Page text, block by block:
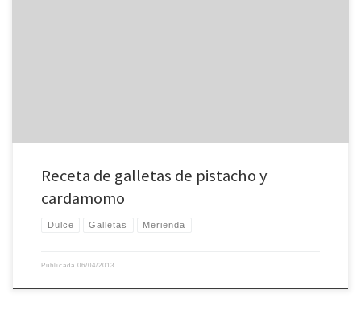
Receta de galletas de pistacho y
cardamomo
Dulce Galletas Merienda
Publicada 06/04/2013